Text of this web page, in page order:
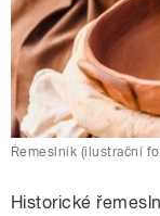
Řemeslník (ilustrační
Historické